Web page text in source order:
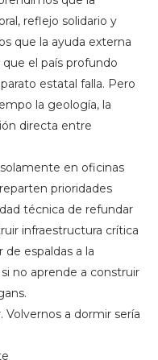
reflejo solidario y
que la ayuda externa
el país profundo
estatal falla. Pero
la geología, la
directa entre
en oficinas
prioridades
técnica de refundar
infraestructura crítica
espaldas a la
no aprende a construir
Volvernos a dormir sería